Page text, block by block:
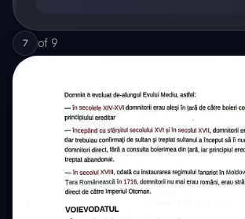
7 of 9